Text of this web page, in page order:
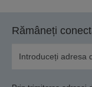
Rămâneți